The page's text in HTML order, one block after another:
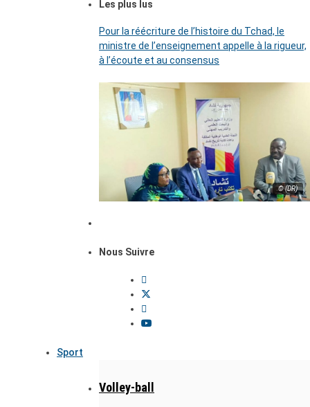
Les plus lus
Pour la réécriture de l’histoire du Tchad, le
ministre de l’enseignement appelle à la rigueur,
à l’écoute et au consensus
© (DR)
Nous Suivre
Sport
Volley-ball